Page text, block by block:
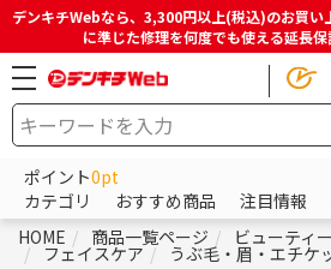
デンキチWebなら、3,300円以上(税込)のお買い
に準じた修理を何度でも使える延長保
ポイント0pt
カテゴリ
おすすめ商品 注目情報
HOME
商品一覧ページ ビューティ
フェイスケア うぶ毛・眉・エチケ